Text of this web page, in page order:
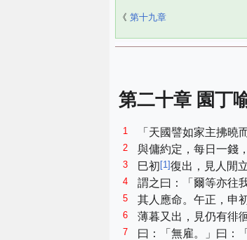
《 第十九章
第二十章 園丁
1 「天國譬如家主拂曉
2 與傭約定，每日一錢
3 巳初[1]復出，見人閒
4 謂之曰：「爾等亦往
5 其人應命。午正，申
6 薄暮又出，見仍有徘
7 曰：「無雇。」曰：